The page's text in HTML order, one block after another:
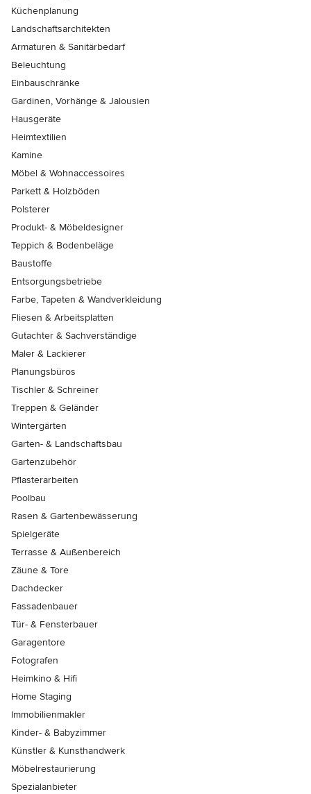
Küchenplanung
Landschaftsarchitekten
Armaturen & Sanitärbedarf
Beleuchtung
Einbauschränke
Gardinen, Vorhänge & Jalousien
Hausgeräte
Heimtextilien
Kamine
Möbel & Wohnaccessoires
Parkett & Holzböden
Polsterer
Produkt- & Möbeldesigner
Teppich & Bodenbeläge
Baustoffe
Entsorgungsbetriebe
Farbe, Tapeten & Wandverkleidung
Fliesen & Arbeitsplatten
Gutachter & Sachverständige
Maler & Lackierer
Planungsbüros
Tischler & Schreiner
Treppen & Geländer
Wintergärten
Garten- & Landschaftsbau
Gartenzubehör
Pflasterarbeiten
Poolbau
Rasen & Gartenbewässerung
Spielgeräte
Terrasse & Außenbereich
Zäune & Tore
Dachdecker
Fassadenbauer
Tür- & Fensterbauer
Garagentore
Fotografen
Heimkino & Hifi
Home Staging
Immobilienmakler
Kinder- & Babyzimmer
Künstler & Kunsthandwerk
Möbelrestaurierung
Spezialanbieter